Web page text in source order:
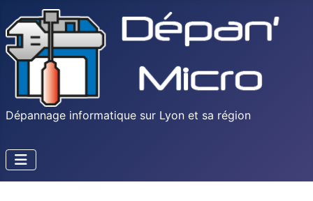
Dépannage informatique sur Lyon et sa région